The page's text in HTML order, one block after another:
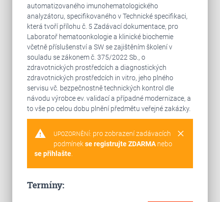
automatizovaného imunohematologického
analyzátoru, specifikovaného v Technické specifikaci,
která tvoří přílohu č. 5 Zadávací dokumentace, pro
Laboratoř hematoonkologie a klinické biochemie
včetně příslušenství a SW se zajištěním školení v
souladu se zákonem č. 375/2022 Sb., o
zdravotnických prostředcích a diagnostických
zdravotnických prostředcích in vitro, jeho plného
servisu vč. bezpečnostně technických kontrol dle
návodu výrobce ev. validací a případné modernizace, a
to vše po celou dobu plnění předmětu veřejné zakázky.
warning clear
UPOZORNĚNÍ: pro zobrazení zadávacích
podmínekse registrujte ZDARMAnebo
se přihlašte.
Termíny: